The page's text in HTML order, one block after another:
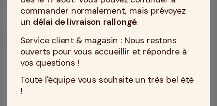
MADE IN TOURCOING
Matelas Latex 5 Zones
TRES FERME demi
corbeille
MADE IN TOURCOING
Matelas Elegance
100% naturel 18cm
commander normalement, mais prévoyez
un délai de livraison rallongé.
Service client & magasin : Nous restons
ouverts pour vous accueillir et répondre à
vos questions !
Toute l'équipe vous souhaite un très bel été
!